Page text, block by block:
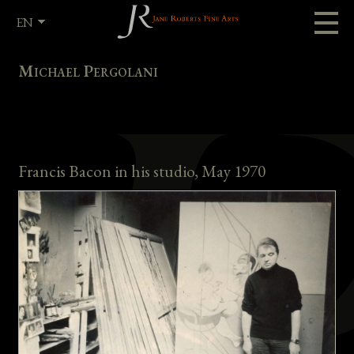
EN
Michael Pergolani
Francis Bacon in his studio, May 1970